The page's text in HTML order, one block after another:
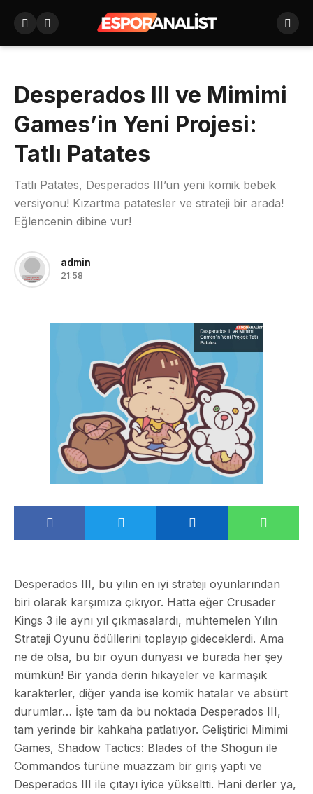
Desperados III ve Mimimi
Games’in Yeni Projesi:
Tatlı Patates
Tatlı Patates, Desperados III’ün yeni komik bebek
versiyonu! Kızartma patatesler ve strateji bir arada!
Eğlencenin dibine vur!
admin
21:58
Desperados III, bu yılın en iyi strateji oyunlarından
biri olarak karşımıza çıkıyor. Hatta eğer Crusader
Kings 3 ile aynı yıl çıkmasalardı, muhtemelen Yılın
Strateji Oyunu ödüllerini toplayıp gideceklerdi. Ama
ne de olsa, bu bir oyun dünyası ve burada her şey
mümkün! Bir yanda derin hikayeler ve karmaşık
karakterler, diğer yanda ise komik hatalar ve absürt
durumlar… İşte tam da bu noktada Desperados III,
tam yerinde bir kahkaha patlatıyor. Geliştirici Mimimi
Games, Shadow Tactics: Blades of the Shogun ile
Commandos türüne muazzam bir giriş yaptı ve
Desperados III ile çıtayı iyice yükseltti. Hani derler ya,